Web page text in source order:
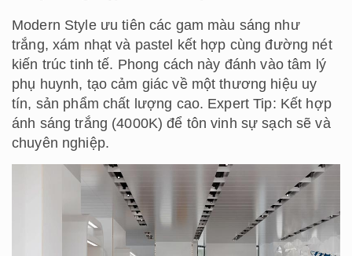
Modern Style ưu tiên các gam màu sáng như
trắng, xám nhạt và pastel kết hợp cùng đường nét
kiến trúc tinh tế. Phong cách này đánh vào tâm lý
phụ huynh, tạo cảm giác về một thương hiệu uy
tín, sản phẩm chất lượng cao. Expert Tip: Kết hợp
ánh sáng trắng (4000K) để tôn vinh sự sạch sẽ và
chuyên nghiệp.